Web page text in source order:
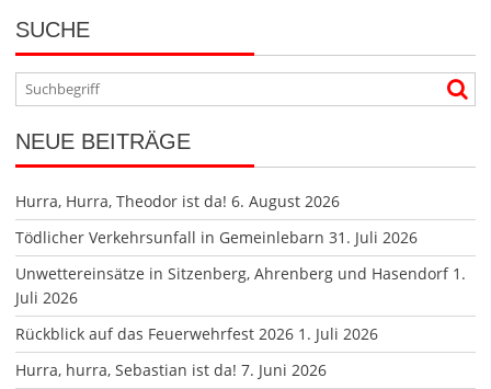
SUCHE
NEUE BEITRÄGE
Hurra, Hurra, Theodor ist da! 6. August 2026
Tödlicher Verkehrsunfall in Gemeinlebarn 31. Juli 2026
Unwettereinsätze in Sitzenberg, Ahrenberg und Hasendorf 1.
Juli 2026
Rückblick auf das Feuerwehrfest 2026 1. Juli 2026
Hurra, hurra, Sebastian ist da! 7. Juni 2026